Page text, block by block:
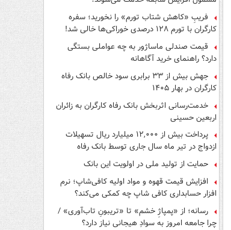
فریبِ «کاهش شتاب تورم» را نخورید؛ سفره
کارگران با تورم ۱۲۸ درصدی خوراکی‌ها خالی شد!
قیمت صندلی ماساژور به چه عواملی بستگی
دارد؟ راهنمای خرید آگاهانه
جهش بیش از ۳۳ برابری سود خالص بانک رفاه
کارگران در بهار ۱۴۰۵
خدمت‌رسانی اثربخش بانک رفاه کارگران به زائران
اربعین حسینی
پرداخت بیش از ۱۲,۰۰۰ میلیارد ریال تسهیلات
ازدواج در تیر ماه سال جاری توسط بانک رفاه
کارگران
حمایت از تولید ملی در اولویت این بانک
افزایش قیمت قهوه و مواد اولیه کافی‌شاپ؛ نرم
افزار حسابداری کافی شاپ چه کمکی می‌کند؟
رسانه؛ از «پمپاژِ خشم» تا «تریبونِ تاب‌آوری» /
چرا جامعه امروز به سوادِ هیجانی نیاز دارد؟